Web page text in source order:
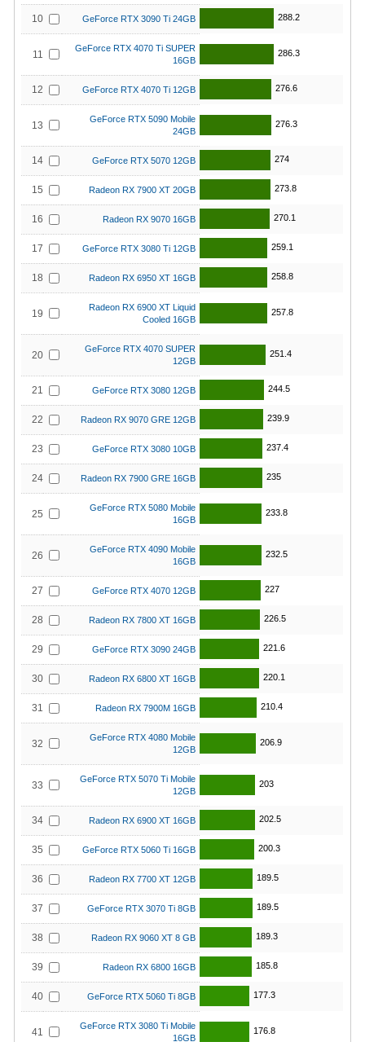
10 GeForce RTX 3090 Ti 24GB 288.2
11
GeForce RTX 4070 Ti SUPER
16GB
286.3
12 GeForce RTX 4070 Ti 12GB 276.6
13
GeForce RTX 5090 Mobile
24GB
276.3
14 GeForce RTX 5070 12GB 274
15 Radeon RX 7900 XT 20GB 273.8
16 Radeon RX 9070 16GB 270.1
17 GeForce RTX 3080 Ti 12GB 259.1
18 Radeon RX 6950 XT 16GB 258.8
19
Radeon RX 6900 XT Liquid
Cooled 16GB
257.8
20
GeForce RTX 4070 SUPER
12GB
251.4
21 GeForce RTX 3080 12GB 244.5
22 Radeon RX 9070 GRE 12GB 239.9
23 GeForce RTX 3080 10GB 237.4
24 Radeon RX 7900 GRE 16GB 235
25
GeForce RTX 5080 Mobile
16GB
233.8
26
GeForce RTX 4090 Mobile
16GB
232.5
27 GeForce RTX 4070 12GB 227
28 Radeon RX 7800 XT 16GB 226.5
29 GeForce RTX 3090 24GB 221.6
30 Radeon RX 6800 XT 16GB 220.1
31 Radeon RX 7900M 16GB 210.4
32
GeForce RTX 4080 Mobile
12GB
206.9
33
GeForce RTX 5070 Ti Mobile
12GB
203
34 Radeon RX 6900 XT 16GB 202.5
35 GeForce RTX 5060 Ti 16GB 200.3
36 Radeon RX 7700 XT 12GB 189.5
37 GeForce RTX 3070 Ti 8GB 189.5
38 Radeon RX 9060 XT 8 GB 189.3
39 Radeon RX 6800 16GB 185.8
40 GeForce RTX 5060 Ti 8GB 177.3
41
GeForce RTX 3080 Ti Mobile
16GB
176.8